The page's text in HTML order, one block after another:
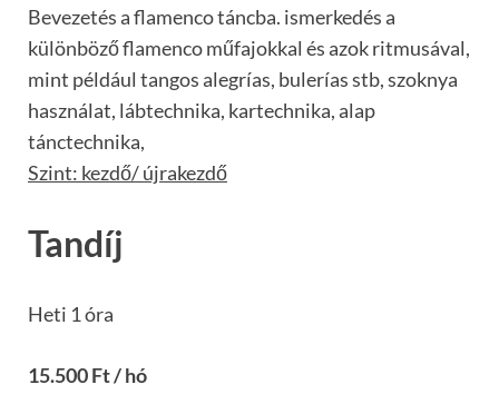
Bevezetés a flamenco táncba. ismerkedés a
különböző flamenco műfajokkal és azok ritmusával,
mint például tangos alegrías, bulerías stb, szoknya
használat, lábtechnika, kartechnika, alap
tánctechnika,
Szint: kezdő/ újrakezdő
Tandíj
Heti 1 óra
15.500 Ft / hó